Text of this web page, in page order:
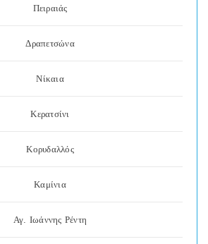
Πειραιάς
Δραπετσώνα
Νίκαια
Κερατσίνι
Κορυδαλλός
Καμίνια
Αγ. Ιωάννης Ρέντη